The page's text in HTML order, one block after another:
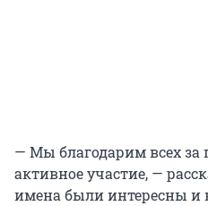
— Мы благодарим всех за
активное участие, —
имена были интересны и